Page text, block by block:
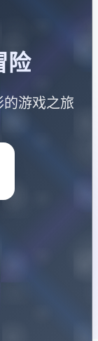
险
游戏之旅